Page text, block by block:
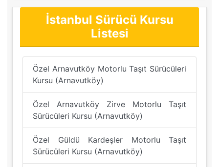
İstanbul Sürücü Kursu
Listesi
Özel Arnavutköy Motorlu Taşıt Sürücüleri
Kursu (Arnavutköy)
Özel Arnavutköy Zirve Motorlu Taşıt
Sürücüleri Kursu (Arnavutköy)
Özel Güldü Kardeşler Motorlu Taşıt
Sürücüleri Kursu (Arnavutköy)